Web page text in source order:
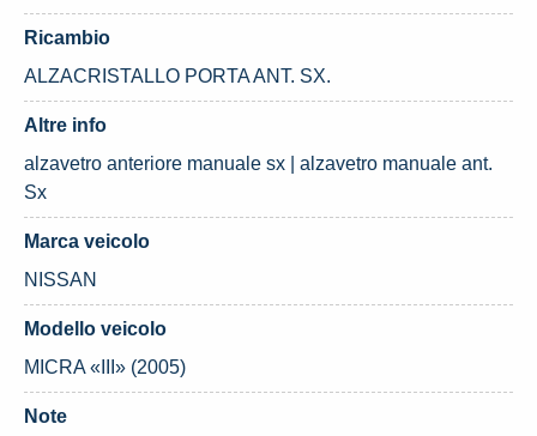
Ricambio
ALZACRISTALLO PORTA ANT. SX.
Altre info
alzavetro anteriore manuale sx | alzavetro manuale ant.
Sx
Marca veicolo
NISSAN
Modello veicolo
MICRA «III» (2005)
Note